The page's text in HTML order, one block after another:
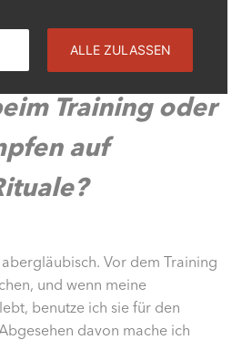
ALLE ZULASSEN
Training oder
auf
Vor dem Training
und wenn meine
benutze ich sie für den
davon mache ich